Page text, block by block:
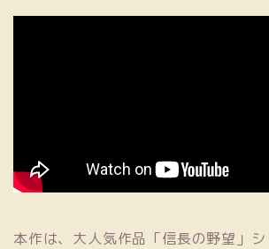
本作は、大人気作品「信長の野望」シ